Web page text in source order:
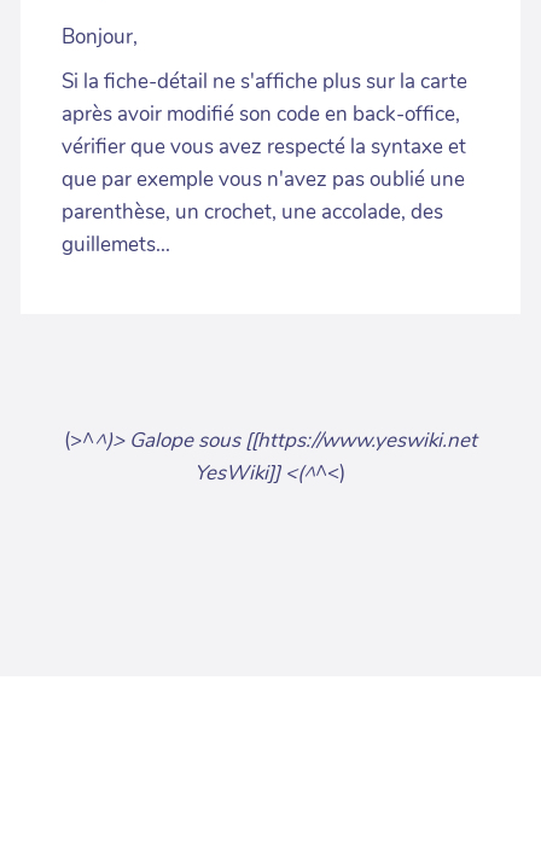
Bonjour,
Si la fiche-détail ne s'affiche plus sur la carte
après avoir modifié son code en back-office,
vérifier que vous avez respecté la syntaxe et
que par exemple vous n'avez pas oublié une
parenthèse, un crochet, une accolade, des
guillemets...
(>^^)> Galope sous [[https://www.yeswiki.net
YesWiki]] <(^^<)